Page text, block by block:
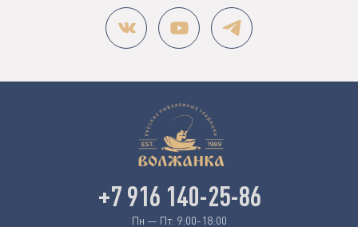
+7 916 140-25-86
Пн — Пт: 9:00-18:00